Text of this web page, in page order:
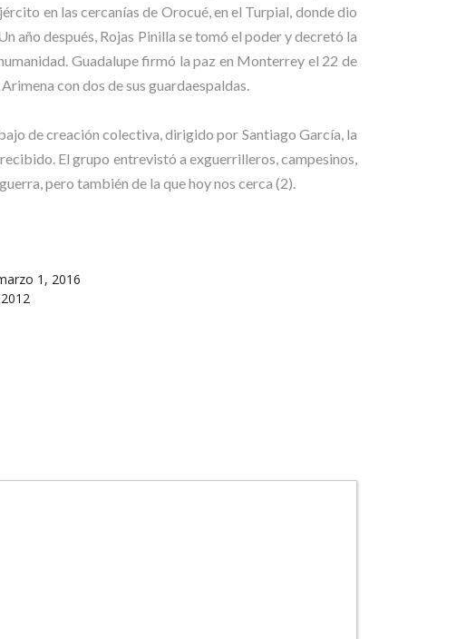
en las cercanías de Orocué, en el Turpial, donde dio
año después, Rojas Pinilla se tomó el poder y decretó la
Guadalupe firmó la paz en Monterrey el 22 de
con dos de sus guardaespaldas.
de creación colectiva, dirigido por Santiago García, la
El grupo entrevistó a exguerrilleros, campesinos,
pero también de la que hoy nos cerca (2).
1, 2016